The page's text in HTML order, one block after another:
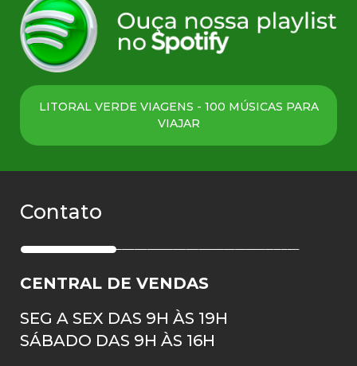
LITORAL VERDE VIAGENS - 100 MÚSICAS PARA
VIAJAR
Contato
CENTRAL DE VENDAS
SEG A SEX DAS 9H ÀS 19H
SÁBADO DAS 9H ÀS 16H